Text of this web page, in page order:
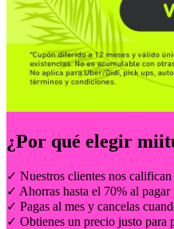
¿Por qué elegir
✓ Nuestros clientes nos
✓ Ahorras hasta el 70% al pagar
✓ Pagas al mes y cancelas
✓ Obtienes un precio justo para